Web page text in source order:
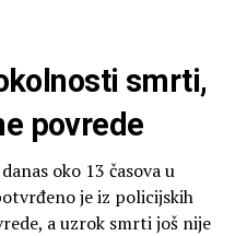
smrti,
povrede
oko 13 časova u
je iz policijskih
a uzrok smrti još nije